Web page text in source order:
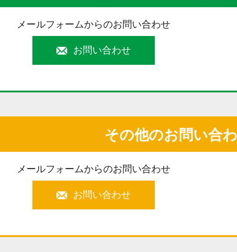
メールフォームからのお問い合わせ
お問い合わせ
その他のお問い合
メールフォームからのお問い合わせ
お問い合わせ